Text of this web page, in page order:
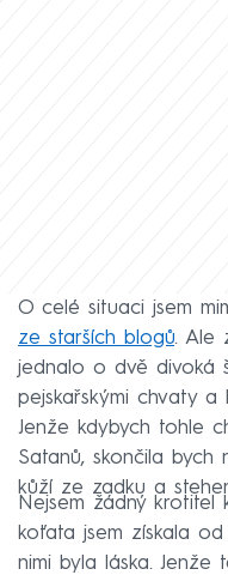
O celé situaci jsem
ze starších blogů. Ale
jednalo o dvě divoká
pejskařskými chvaty a
Jenže kdybych tohle
Satanů, skončila bych
kůží ze zadku a
Nejsem žádný krotitel
koťata jsem získala
nimi byla láska. Jenže